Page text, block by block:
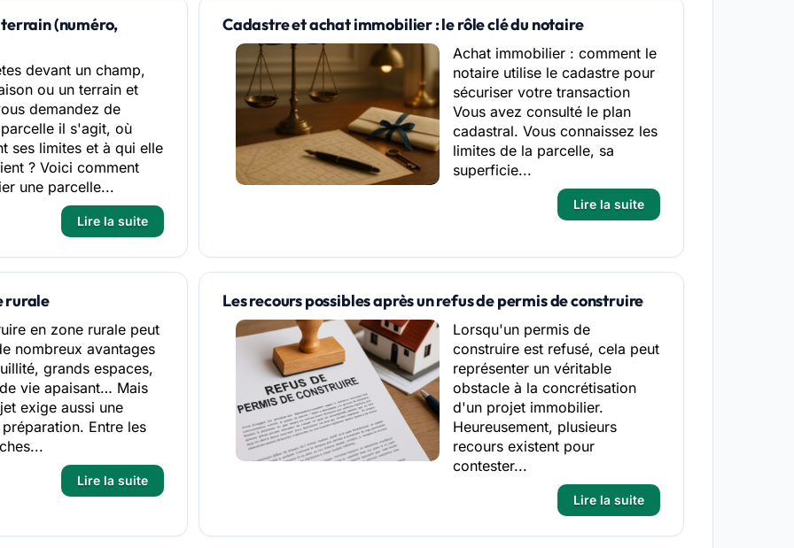
(numéro,
devant un champ,
ou un terrain et
demandez de
il s'agit, où
ses limites et à qui elle
? Voici comment
une parcelle...
Lire la suite
Cadastre et achat immobilier : le rôle clé du notaire
Achat immobilier : comment le
notaire utilise le cadastre pour
sécuriser votre transaction
Vous avez consulté le plan
cadastral. Vous connaissez les
limites de la parcelle, sa
superficie...
Lire la suite
rurale
en zone rurale peut
nombreux avantages
grands espaces,
vie apaisant… Mais
exige aussi une
Entre les
Lire la suite
Les recours possibles après un refus de permis de construire
Lorsqu'un permis de
construire est refusé, cela peut
représenter un véritable
obstacle à la concrétisation
d'un projet immobilier.
Heureusement, plusieurs
recours existent pour
contester...
Lire la suite